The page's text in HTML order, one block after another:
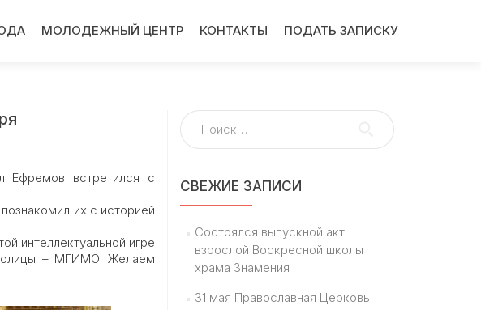
МОЛОДЕЖНЫЙ ЦЕНТР КОНТАКТЫ ПОДАТЬ ЗАПИСКУ
Ефремов встретился с
их с историей
интеллектуальной игре
– МГИМО. Желаем
Найти:
СВЕЖИЕ ЗАПИСИ
Состоялся выпускной акт
взрослой Воскресной школы
храма Знамения
31 мая Православная Церковь